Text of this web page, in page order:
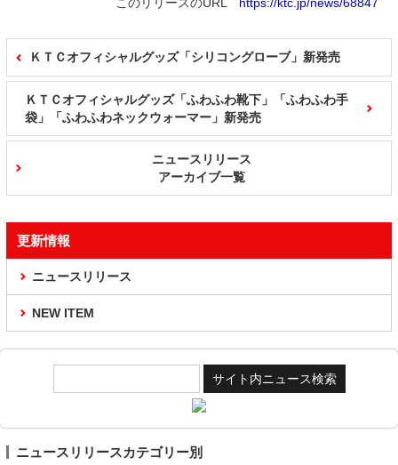
ＫＴＣオフィシャルグッズ「シリコングローブ」新発売
ニュースリリース
アーカイブ一覧
ＫＴＣオフィシャルグッズ「ふわふわ靴下」「ふわふわ手
袋」「ふわふわネックウォーマー」新発売
更新情報
ニュースリリース
NEW ITEM
ニュースリリースカテゴリー別